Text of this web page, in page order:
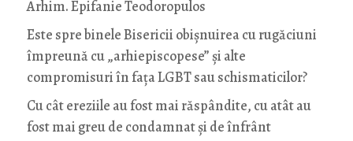
Arhim. Epifanie Teodoropulos
Este spre binele Bisericii obișnuirea cu rugăciuni
împreună cu „arhiepiscopese” și alte
compromisuri în fața LGBT sau schismaticilor?
Cu cât ereziile au fost mai răspândite, cu atât au
fost mai greu de condamnat și de înfrânt